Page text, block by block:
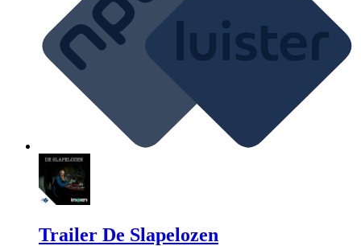
Trailer De Slapelozen